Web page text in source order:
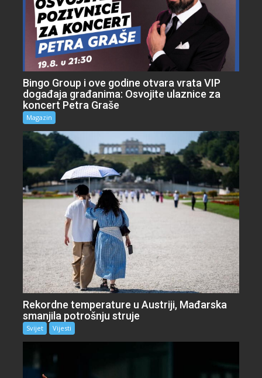
Bingo Group i ove godine otvara vrata VIP
događaja građanima: Osvojite ulaznice za
koncert Petra Graše
Magazin
Rekordne temperature u Austriji, Mađarska
smanjila potrošnju struje
Svijet Vijesti